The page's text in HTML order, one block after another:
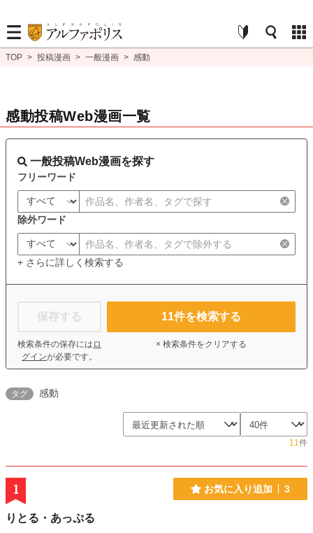
TOP > 投稿漫画 > 一般漫画 > 感動
感動投稿Web漫画一覧
一般投稿Web漫画を探す
フリーワード
除外ワード
+ さらに詳しく検索する
保存する
検索条件の保存には ロ
グインが必要です。
11件を検索する
× 検索条件をクリアする
タグ 感動
11件
1 お気に入り追加 3
りとる・あっぷる